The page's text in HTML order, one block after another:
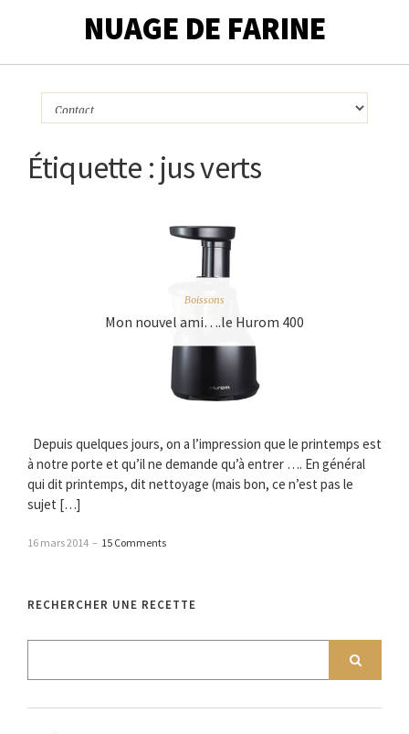
NUAGE DE FARINE
Étiquette : jus verts
Boissons
Mon nouvel ami….le Hurom 400
Depuis quelques jours, on a l’impression que le printemps est
à notre porte et qu’il ne demande qu’à entrer …. En général
qui dit printemps, dit nettoyage (mais bon, ce n’est pas le
sujet […]
16 mars 2014 – 15 Comments
RECHERCHER UNE RECETTE